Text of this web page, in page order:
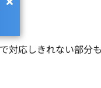
応しきれない部分